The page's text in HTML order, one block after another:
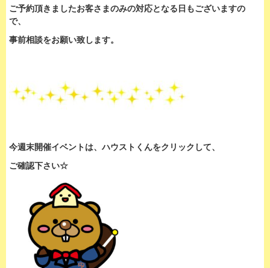
ご予約頂きましたお客さまのみの対応となる日もございますの
で、
事前相談をお願い致します。
今週末開催イベントは、ハウストくんをクリックして、
ご確認下さい☆